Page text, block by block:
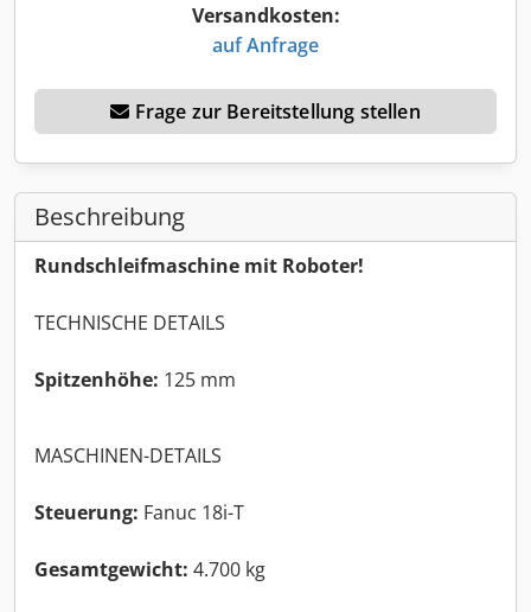
Versandkosten:
auf Anfrage
Frage zur Bereitstellung stellen
Beschreibung
Rundschleifmaschine mit Roboter!
TECHNISCHE DETAILS
Spitzenhöhe: 125 mm
MASCHINEN-DETAILS
Steuerung: Fanuc 18i-T
Gesamtgewicht: 4.700 kg